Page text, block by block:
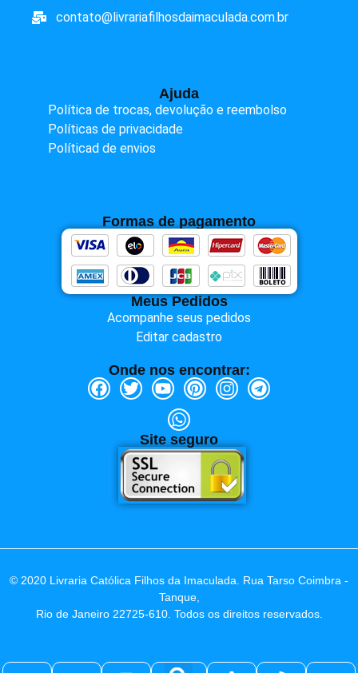
contato@livrariafilhosdaimaculada.com.br
Ajuda
Política de trocas, devolução e reembolso
Políticas de privacidade
Políticad de envios
Formas de pagamento
Meus Pedidos
Acompanhe seus pedidos
Editar cadastro
Onde nos encontrar:
Site seguro
© 2020 Livraria Católica Filhos da Imaculada. Rua Tarso Coimbra -
Tanque,
Rio de Janeiro 22725-610. Todos os direitos reservados.